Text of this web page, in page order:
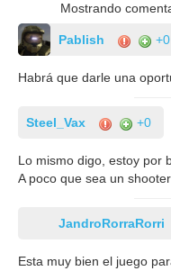
Mostrando
Pablish +0
Habrá que darle una
Steel_Vax +0
Lo mismo digo, estoy por
A poco que sea un
JandroRorraRorri
Esta muy bien el juego